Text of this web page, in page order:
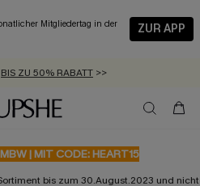
Mitgliedertag in der
ZUR APP
SCHNELLVERSAND-ARTIKEL >>
ZU -20% EXTRA ERHALTEN
VERSAND AB 89 €
| MIT CODE: HEART15
bis zum 30.August.2023 und nicht